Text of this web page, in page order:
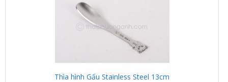
Thìa hình Gấu Stainless Steel 13cm